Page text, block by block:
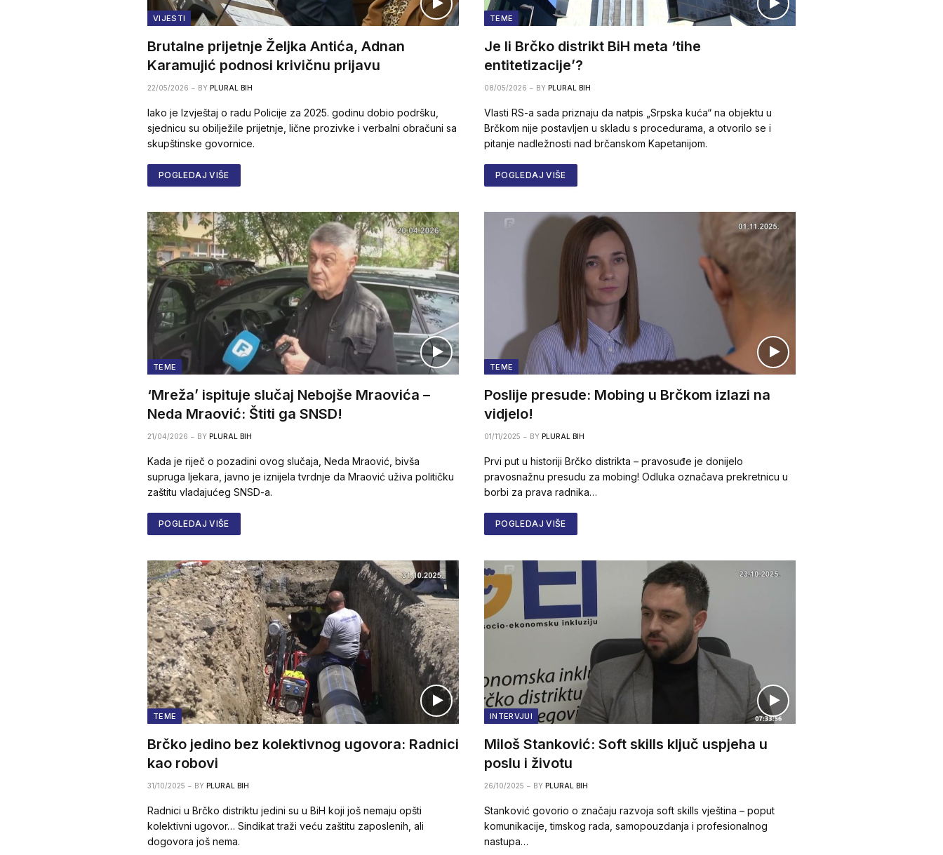
VIJESTI
Brutalne prijetnje Željka Antića, Adnan
Karamujić podnosi krivičnu prijavu
22/05/2026 BY PLURAL BIH
Iako je Izvještaj o radu Policije za 2025. godinu dobio podršku,
sjednicu su obilježile prijetnje, lične prozivke i verbalni obračuni sa
skupštinske govornice.
POGLEDAJ VIŠE
TEME
Je li Brčko distrikt BiH meta ‘tihe
entitetizacije’?
08/05/2026 BY PLURAL BIH
Vlasti RS-a sada priznaju da natpis „Srpska kuća“ na objektu u
Brčkom nije postavljen u skladu s procedurama, a otvorilo se i
pitanje nadležnosti nad brčanskom Kapetanijom.
POGLEDAJ VIŠE
TEME
‘Mreža’ ispituje slučaj Nebojše Mraovića –
Neda Mraović: Štiti ga SNSD!
21/04/2026 BY PLURAL BIH
Kada je riječ o pozadini ovog slučaja, Neda Mraović, bivša
supruga ljekara, javno je iznijela tvrdnje da Mraović uživa političku
zaštitu vladajućeg SNSD-a.
POGLEDAJ VIŠE
TEME
Poslije presude: Mobing u Brčkom izlazi na
vidjelo!
01/11/2025 BY PLURAL BIH
Prvi put u historiji Brčko distrikta – pravosuđe je donijelo
pravosnažnu presudu za mobing! Odluka označava prekretnicu u
borbi za prava radnika…
POGLEDAJ VIŠE
TEME
Brčko jedino bez kolektivnog ugovora: Radnici
kao robovi
31/10/2025 BY PLURAL BIH
Radnici u Brčko distriktu jedini su u BiH koji još nemaju opšti
kolektivni ugovor… Sindikat traži veću zaštitu zaposlenih, ali
dogovora još nema.
INTERVJUI
Miloš Stanković: Soft skills ključ uspjeha u
poslu i životu
26/10/2025 BY PLURAL BIH
Stanković govorio o značaju razvoja soft skills vještina – poput
komunikacije, timskog rada, samopouzdanja i profesionalnog
nastupa…